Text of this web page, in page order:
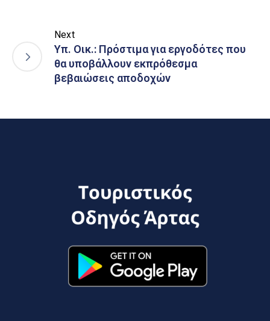
Next
Υπ. Οικ.: Πρόστιμα για εργοδότες που
θα υποβάλλουν εκπρόθεσμα
βεβαιώσεις αποδοχών